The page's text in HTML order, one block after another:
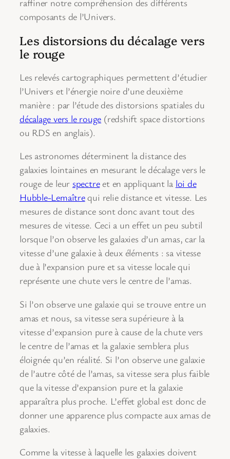
raffiner notre compréhension des différents
composants de l’Univers.
Les distorsions du décalage vers
le rouge
Les relevés cartographiques permettent d’étudier
l’Univers et l’énergie noire d’une deuxième
manière : par l’étude des distorsions spatiales du
décalage vers le rouge (redshift space distortions
ou RDS en anglais).
Les astronomes déterminent la distance des
galaxies lointaines en mesurant le décalage vers le
rouge de leur spectreet en appliquant la loi de
Hubble-Lemaîtrequi relie distance et vitesse. Les
mesures de distance sont donc avant tout des
mesures de vitesse. Ceci a un effet un peu subtil
lorsque l’on observe les galaxies d’un amas, car la
vitesse d’une galaxie à deux éléments : sa vitesse
due à l’expansion pure et sa vitesse locale qui
représente une chute vers le centre de l’amas.
Si l’on observe une galaxie qui se trouve entre un
amas et nous, sa vitesse sera supérieure à la
vitesse d’expansion pure à cause de la chute vers
le centre de l’amas et la galaxie semblera plus
éloignée qu’en réalité. Si l’on observe une galaxie
de l’autre côté de l’amas, sa vitesse sera plus faible
que la vitesse d’expansion pure et la galaxie
apparaîtra plus proche. L’effet global est donc de
donner une apparence plus compacte aux amas de
galaxies.
Comme la vitesse à laquelle les galaxies doivent